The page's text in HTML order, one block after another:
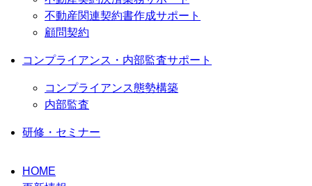
不動産関連契約書作成サポート
顧問契約
コンプライアンス・内部監査サポート
コンプライアンス態勢構築
内部監査
研修・セミナー
HOME